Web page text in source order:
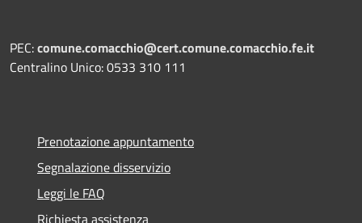
PEC:comune.comacchio@cert.comune.comacchio.fe.it
Centralino Unico: 0533 310 111
Prenotazione appuntamento
Segnalazione disservizio
Leggi le FAQ
Richiesta assistenza